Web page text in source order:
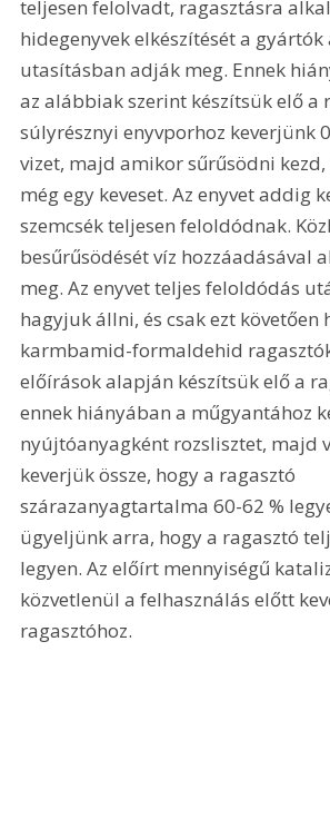
teljesen felolvadt, ragasztásra
hidegenyvek elkészítését a gyártók
utasításban adják meg. Ennek
az alábbiak szerint készítsük elő a
súlyrésznyi enyvporhoz keverjünk
vizet, majd amikor sűrűsödni
még egy keveset. Az enyvet addig
szemcsék teljesen feloldódnak.
besűrűsödését víz hozzáadásával
meg. Az enyvet teljes feloldódás
hagyjuk állni, és csak ezt követően
karmbamid-formaldehid
előírások alapján készítsük elő a
ennek hiányában a műgyantához
nyújtóanyagként rozslisztet, majd
keverjük össze, hogy a ragasztó
szárazanyagtartalma 60-62 %
ügyeljünk arra, hogy a ragasztó
legyen. Az előírt mennyiségű
közvetlenül a felhasználás előtt
ragasztóhoz.